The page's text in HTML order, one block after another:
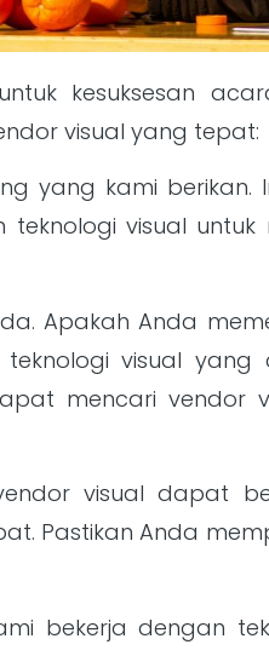
kesuksesan
visual yang tepat:
yang kami berikan.
visual untuk
Apakah Anda
visual yang
mencari vendor
visual dapat
Pastikan Anda
bekerja dengan